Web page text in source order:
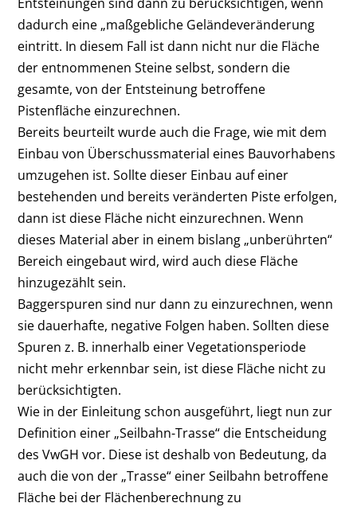
dadurch eine „maßgebliche Geländeveränderung
eintritt. In diesem Fall ist dann nicht nur die Fläche
der entnommenen Steine selbst, sondern die
gesamte, von der Entsteinung betroffene
Pistenfläche einzurechnen.
Bereits beurteilt wurde auch die Frage, wie mit dem
Einbau von Überschussmaterial eines Bauvorhabens
umzugehen ist. Sollte dieser Einbau auf einer
bestehenden und bereits veränderten Piste erfolgen,
dann ist diese Fläche nicht einzurechnen. Wenn
dieses Material aber in einem bislang „unberührten“
Bereich eingebaut wird, wird auch diese Fläche
hinzugezählt sein.
Baggerspuren sind nur dann zu einzurechnen, wenn
sie dauerhafte, negative Folgen haben. Sollten diese
Spuren z. B. innerhalb einer Vegetationsperiode
nicht mehr erkennbar sein, ist diese Fläche nicht zu
berücksichtigten.
Wie in der Einleitung schon ausgeführt, liegt nun zur
Definition einer „Seilbahn-Trasse“ die Entscheidung
des VwGH vor. Diese ist deshalb von Bedeutung, da
auch die von der „Trasse“ einer Seilbahn betroffene
Fläche bei der Flächenberechnung zu